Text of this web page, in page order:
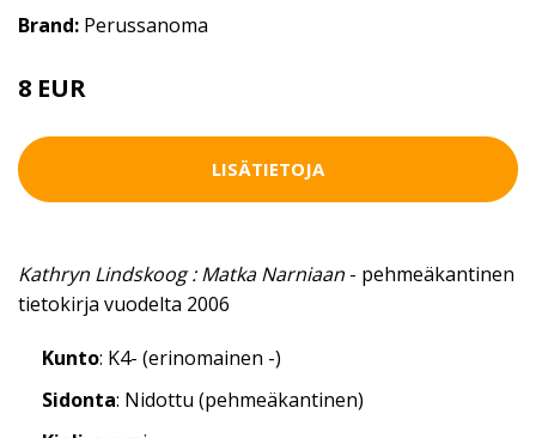
Brand: Perussanoma
8 EUR
LISÄTIETOJA
Kathryn Lindskoog : Matka Narniaan - pehmeäkantinen
tietokirja vuodelta 2006
Kunto: K4- (erinomainen -)
Sidonta: Nidottu (pehmeäkantinen)